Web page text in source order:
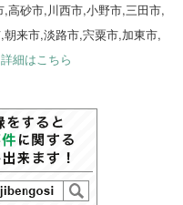
高砂市,川西市,小野市,三田市,
来市,淡路市,宍粟市,加東市,
詳細はこちら